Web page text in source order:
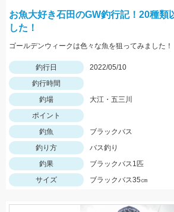
お魚大好き石田のGW釣行記！20種類
した！
ゴールデンウィークは色々な魚を狙ってみました！
釣行日
2022/05/10
釣行時間
釣場
大江・五三川
ポイント
釣魚
ブラックバス
釣り方
バス釣り
釣果
ブラックバス1匹
サイズ
ブラックバス35㎝